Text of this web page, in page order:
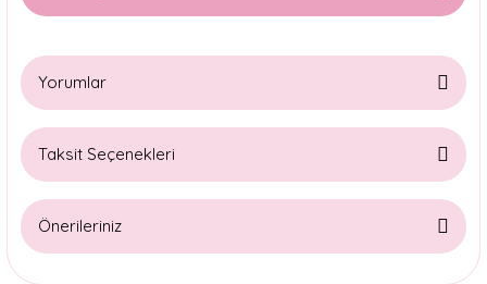
Yorumlar
Taksit Seçenekleri
Önerileriniz